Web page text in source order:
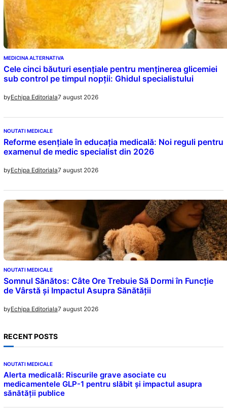
MEDICINA ALTERNATIVA
Cele cinci băuturi esențiale pentru menținerea glicemiei
sub control pe timpul nopții: Ghidul specialistului
byEchipa Editoriala7 august 2026
NOUTATI MEDICALE
Reforme esențiale în educația medicală: Noi reguli pentru
examenul de medic specialist din 2026
byEchipa Editoriala7 august 2026
NOUTATI MEDICALE
Somnul Sănătos: Câte Ore Trebuie Să Dormi în Funcție
de Vârstă și Impactul Asupra Sănătății
byEchipa Editoriala7 august 2026
RECENT POSTS
NOUTATI MEDICALE
Alerta medicală: Riscurile grave asociate cu
medicamentele GLP-1 pentru slăbit și impactul asupra
sănătății publice